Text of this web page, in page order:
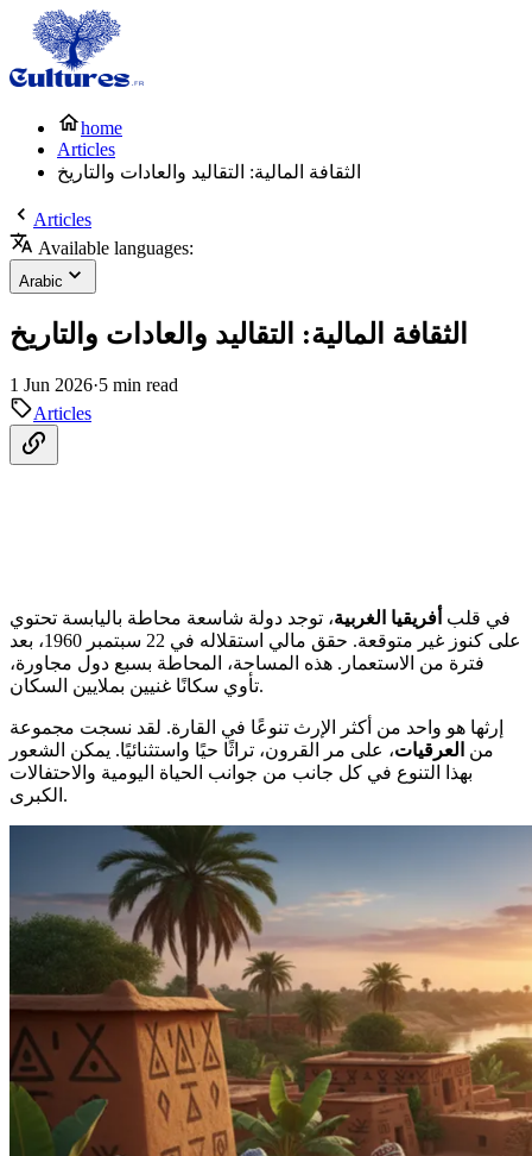
home
Articles
الثقافة المالية: التقاليد والعادات والتاريخ
Articles
Available languages:
Arabic
الثقافة المالية: التقاليد والعادات والتاريخ
1 Jun 2026·5 min read
Articles
في قلب أفريقيا الغربية، توجد دولة شاسعة محاطة باليابسة تحتوي
على كنوز غير متوقعة. حقق مالي استقلاله في 22 سبتمبر 1960، بعد
فترة من الاستعمار. هذه المساحة، المحاطة بسبع دول مجاورة،
تأوي سكانًا غنيين بملايين السكان.
إرثها هو واحد من أكثر الإرث تنوعًا في القارة. لقد نسجت مجموعة
من العرقيات، على مر القرون، تراثًا حيًا واستثنائيًا. يمكن الشعور
بهذا التنوع في كل جانب من جوانب الحياة اليومية والاحتفالات
الكبرى.